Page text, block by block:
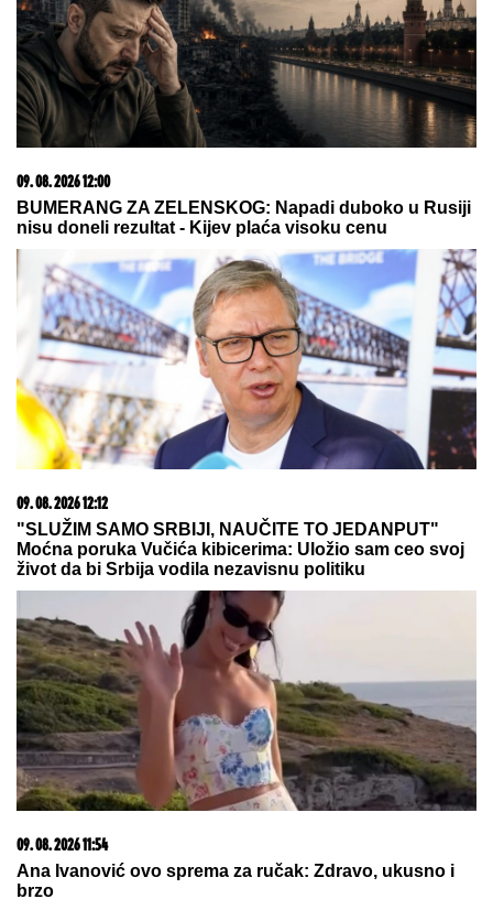
savez! Imaju ista pravila kao NATO,
ciljaju na američkog saveznika!
(PAPARACO) ĐINA DŽINOVIĆ U CRNOJ GORI Evo
kako izgleda bez filtera: U haljini do poda sa golim
leđima, mnogi je nisu prepoznali
Imala sam AFERU NA MORU i
zaljubila se, a MUŽA VOLIM i imam
neizdrživu potrebu da mu sve
(FOTO) BILA U KANDŽAMA DROGE,
DECA NISU IMALA ODEĆUPevačica
promenila život iz korena, pa
pokazala kako sada izgleda: "Bez
filtera"
07. 08. 2026 09:14
Сазнања „Политике”: Црна Гора следећа у војном
савезу Загреба, Тиране и Приштине